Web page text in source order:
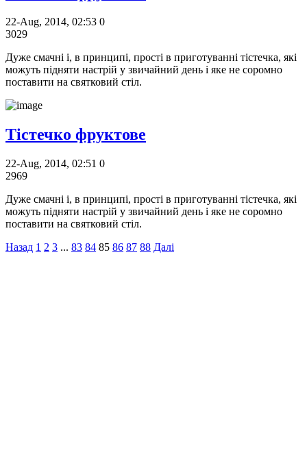
22-Aug, 2014, 02:53 0
3029
Дуже смачні і, в принципі, прості в приготуванні тістечка, які
можуть підняти настрій у звичайний день і яке не соромно
поставити на святковий стіл.
Тістечко фруктове
22-Aug, 2014, 02:51 0
2969
Дуже смачні і, в принципі, прості в приготуванні тістечка, які
можуть підняти настрій у звичайний день і яке не соромно
поставити на святковий стіл.
Назад 1 2 3 ... 83 84 85 86 87 88 Далі